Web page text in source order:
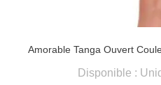
Amorable Tanga Ouvert
Disponible :